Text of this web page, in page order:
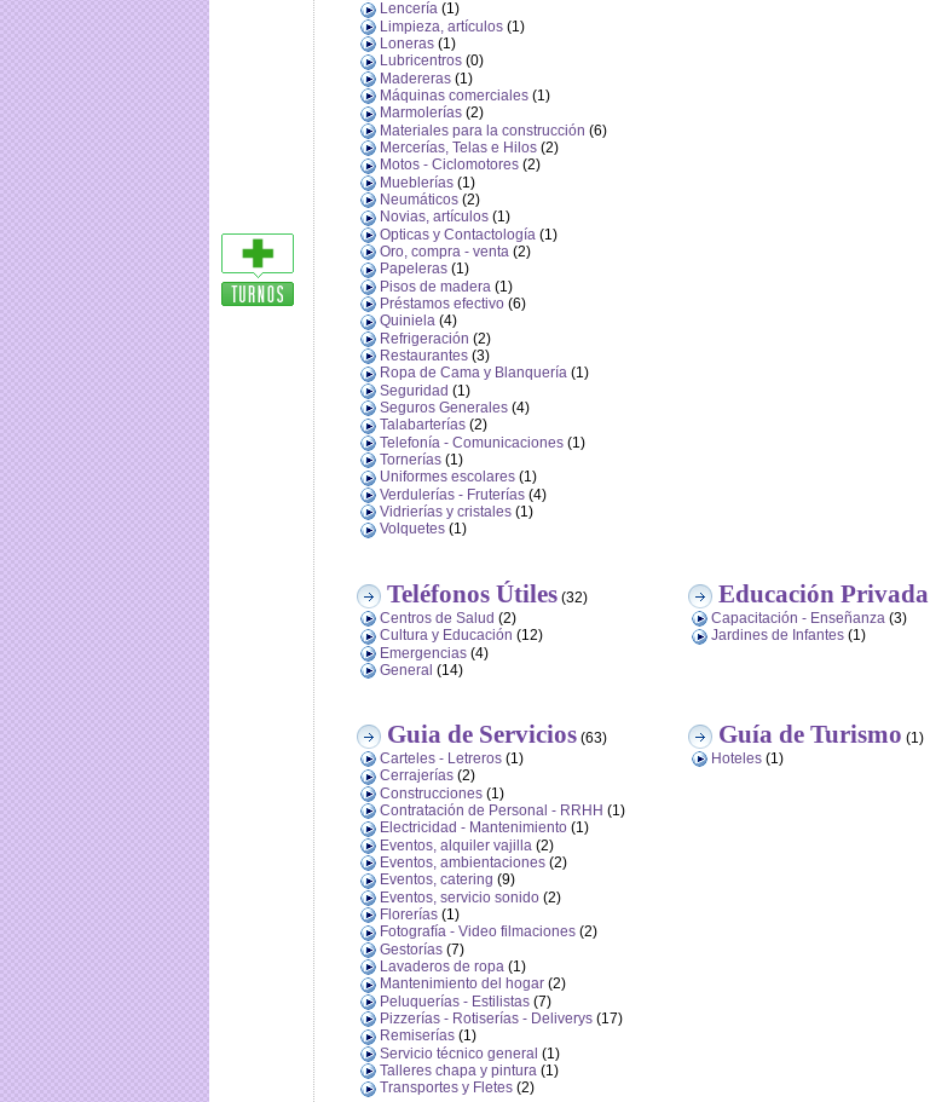
Lencería (1)
Limpieza, artículos (1)
Loneras (1)
Lubricentros (0)
Madereras (1)
Máquinas comerciales (1)
Marmolerías (2)
Materiales para la construcción (6)
Mercerías, Telas e Hilos (2)
Motos - Ciclomotores (2)
Mueblerías (1)
Neumáticos (2)
Novias, artículos (1)
Opticas y Contactología (1)
Oro, compra - venta (2)
Papeleras (1)
Pisos de madera (1)
Préstamos efectivo (6)
Quiniela (4)
Refrigeración (2)
Restaurantes (3)
Ropa de Cama y Blanquería (1)
Seguridad (1)
Seguros Generales (4)
Talabarterías (2)
Telefonía - Comunicaciones (1)
Tornerías (1)
Uniformes escolares (1)
Verdulerías - Fruterías (4)
Vidrierías y cristales (1)
Volquetes (1)
Teléfonos Útiles (32)
Centros de Salud (2)
Cultura y Educación (12)
Emergencias (4)
General (14)
Educación Privada
Capacitación - Enseñanza (3)
Jardines de Infantes (1)
Guia de Servicios (63)
Carteles - Letreros (1)
Cerrajerías (2)
Construcciones (1)
Contratación de Personal - RRHH (1)
Electricidad - Mantenimiento (1)
Eventos, alquiler vajilla (2)
Eventos, ambientaciones (2)
Eventos, catering (9)
Eventos, servicio sonido (2)
Florerías (1)
Fotografía - Video filmaciones (2)
Gestorías (7)
Lavaderos de ropa (1)
Mantenimiento del hogar (2)
Peluquerías - Estilistas (7)
Pizzerías - Rotiserías - Deliverys (17)
Remiserías (1)
Servicio técnico general (1)
Talleres chapa y pintura (1)
Transportes y Fletes (2)
Guía de Turismo (1)
Hoteles (1)